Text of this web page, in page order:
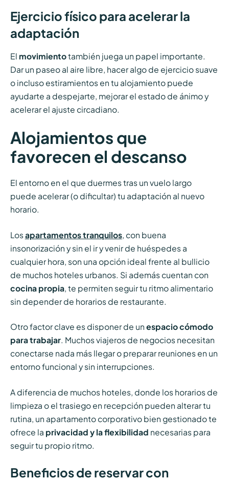
Ejercicio físico para acelerar la
adaptación
El movimientotambién juega un papel importante.
Dar un paseo al aire libre, hacer algo de ejercicio suave
o incluso estiramientos en tu alojamiento puede
ayudarte a despejarte, mejorar el estado de ánimo y
acelerar el ajuste circadiano.
Alojamientos que
favorecen el descanso
El entorno en el que duermes tras un vuelo largo
puede acelerar (o dificultar) tu adaptación al nuevo
horario.
Los apartamentos tranquilos, con buena
insonorización y sin el ir y venir de huéspedes a
cualquier hora, son una opción ideal frente al bullicio
de muchos hoteles urbanos. Si además cuentan con
cocina propia, te permiten seguir tu ritmo alimentario
sin depender de horarios de restaurante.
Otro factor clave es disponer de un espacio cómodo
para trabajar. Muchos viajeros de negocios necesitan
conectarse nada más llegar o preparar reuniones en un
entorno funcional y sin interrupciones.
A diferencia de muchos hoteles, donde los horarios de
limpieza o el trasiego en recepción pueden alterar tu
rutina, un apartamento corporativo bien gestionado te
ofrece la privacidad y la flexibilidad necesarias para
seguir tu propio ritmo.
Beneficios de reservar con